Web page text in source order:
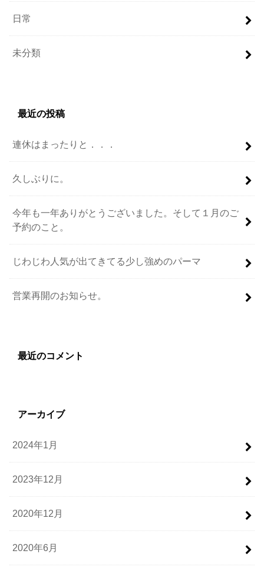
日常
未分類
最近の投稿
連休はまったりと．．．
久しぶりに。
今年も一年ありがとうございました。そして１月のご
予約のこと。
じわじわ人気が出てきてる少し強めのパーマ
営業再開のお知らせ。
最近のコメント
アーカイブ
2024年1月
2023年12月
2020年12月
2020年6月